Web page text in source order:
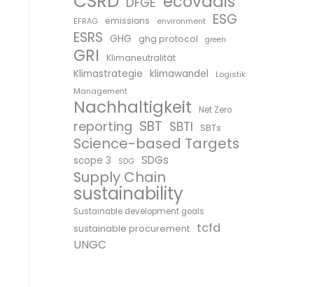
EFRAG emissions environment
ESG
ESRS GHG ghg protocol green
GRI Klimaneutralität
Klimastrategie klimawandel
Logistik
Management
Nachhaltigkeit Net Zero
reporting SBT SBTI SBTs
Science-based Targets
scope 3 SDG SDGs
Supply Chain
sustainability
Sustainable development goals
sustainable procurement tcfd
UNGC